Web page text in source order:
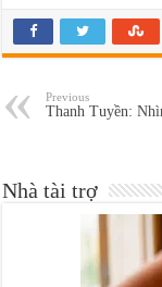
Previous
Thanh Tuyền:
Nhà tài trợ